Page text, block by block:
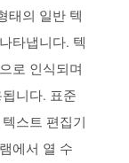
태의 일반 텍
타냅니다. 텍
로 인식되며
니다. 표준
스트 편집기
에서 열 수